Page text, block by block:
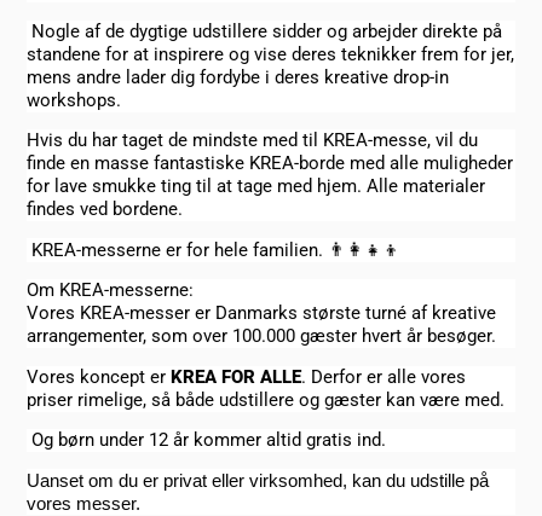
Nogle af de dygtige udstillere sidder og arbejder direkte på
standene for at inspirere og vise deres teknikker frem for jer,
mens andre lader dig fordybe i deres kreative drop-in
workshops.
Hvis du har taget de mindste med til KREA-messe, vil du
finde en masse fantastiske KREA-borde med alle muligheder
for lave smukke ting til at tage med hjem. Alle materialer
findes ved bordene.
KREA-messerne er for hele familien. 👨‍👩‍👧‍👦
Om KREA-messerne:
Vores KREA-messer er Danmarks største turné af kreative
arrangementer, som over 100.000 gæster hvert år besøger.
Vores koncept er KREA FOR ALLE. Derfor er alle vores
priser rimelige, så både udstillere og gæster kan være med.
Og børn under 12 år kommer altid gratis ind.
Uanset om du er privat eller virksomhed, kan du udstille på
vores messer.